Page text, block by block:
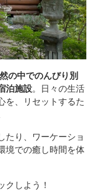
の中でのんびり別
泊施設。日々の生活
を、リセットするた
たり、ワーケーショ
境での癒し時間を体
クしよう！